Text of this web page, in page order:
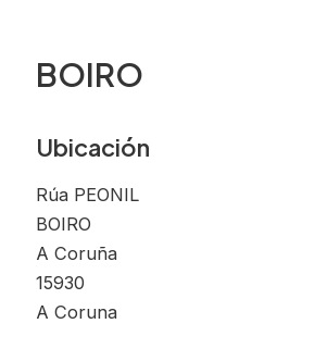
BOIRO
Ubicación
Rúa PEONIL
BOIRO
A Coruña
15930
A Coruna